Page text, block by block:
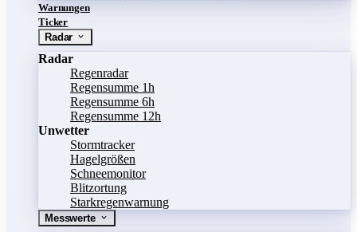
Warnungen
Ticker
Radar
Radar
Regenradar
Regensumme 1h
Regensumme 6h
Regensumme 12h
Unwetter
Stormtracker
Hagelgrößen
Schneemonitor
Blitzortung
Starkregenwarnung
Messwerte